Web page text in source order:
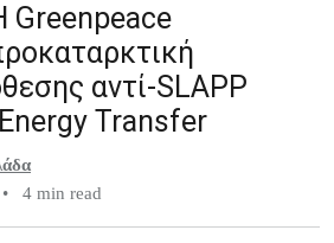
Greenpeace
αντί-SLAPP
Transfer
• 4 min read